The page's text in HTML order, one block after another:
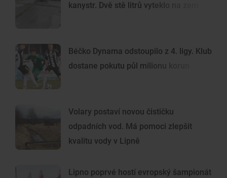
kanystr. Dvě stě litrů vyteklo na zem
Béčko Dynama odstoupilo z 4. ligy. Klub
dostane pokutu půl milionu korun
Volary postaví novou čističku
odpadních vod. Má pomoci zlepšit
kvalitu vody v Lipně
Lipno poprvé hostí evropský šampionát